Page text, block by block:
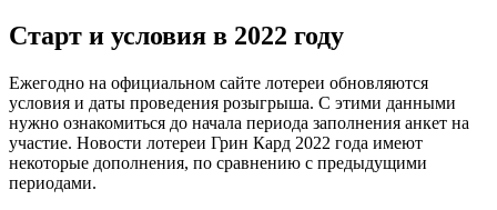
Старт и условия в 2022 году
Ежегодно на официальном сайте лотереи обновляются
условия и даты проведения розыгрыша. С этими данными
нужно ознакомиться до начала периода заполнения анкет на
участие. Новости лотереи Грин Кард 2022 года имеют
некоторые дополнения, по сравнению с предыдущими
периодами.